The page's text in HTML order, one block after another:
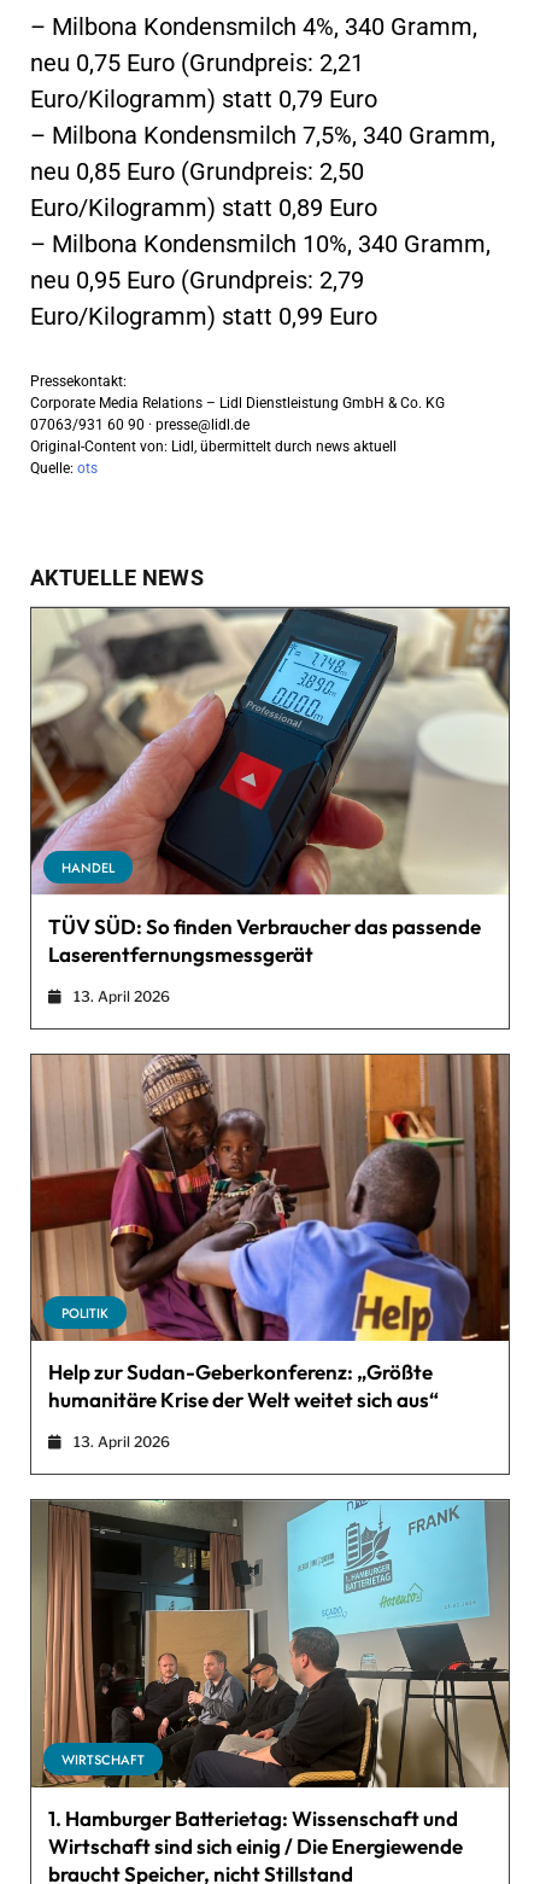
– Milbona Kondensmilch 4%, 340 Gramm,
neu 0,75 Euro (Grundpreis: 2,21
Euro/Kilogramm) statt 0,79 Euro
– Milbona Kondensmilch 7,5%, 340 Gramm,
neu 0,85 Euro (Grundpreis: 2,50
Euro/Kilogramm) statt 0,89 Euro
– Milbona Kondensmilch 10%, 340 Gramm,
neu 0,95 Euro (Grundpreis: 2,79
Euro/Kilogramm) statt 0,99 Euro
Pressekontakt:
Corporate Media Relations – Lidl Dienstleistung GmbH & Co. KG
07063/931 60 90 · presse@lidl.de
Original-Content von: Lidl, übermittelt durch news aktuell
Quelle: ots
AKTUELLE NEWS
HANDEL
TÜV SÜD: So finden Verbraucher das passende
Laserentfernungsmessgerät
13. April 2026
POLITIK
Help zur Sudan-Geberkonferenz: „Größte
humanitäre Krise der Welt weitet sich aus“
13. April 2026
WIRTSCHAFT
1. Hamburger Batterietag: Wissenschaft und
Wirtschaft sind sich einig / Die Energiewende
braucht Speicher, nicht Stillstand